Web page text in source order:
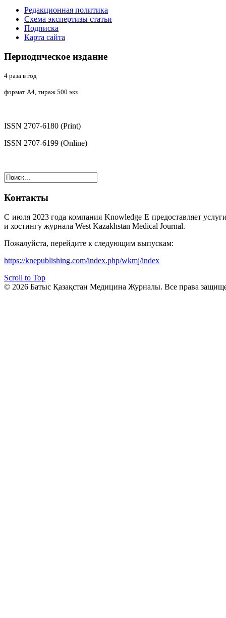
Редакционная политика
Схема экспертизы статьи
Подписка
Карта сайта
Периодическое издание
4 раза в год
формат А4, тираж 500 экз
ISSN 2707-6180 (Print)
ISSN 2707-6199 (Online)
Контакты
С июля 2023 года компания Knowledge E предоставляет
и хостингу журнала West Kazakhstan Medical Journal.
Пожалуйста, перейдите к следующим выпускам:
https://knepublishing.com/index.php/wkmj/index
Scroll to Top
© 2026 Батыс Қазақстан Медицина Журналы. Все права